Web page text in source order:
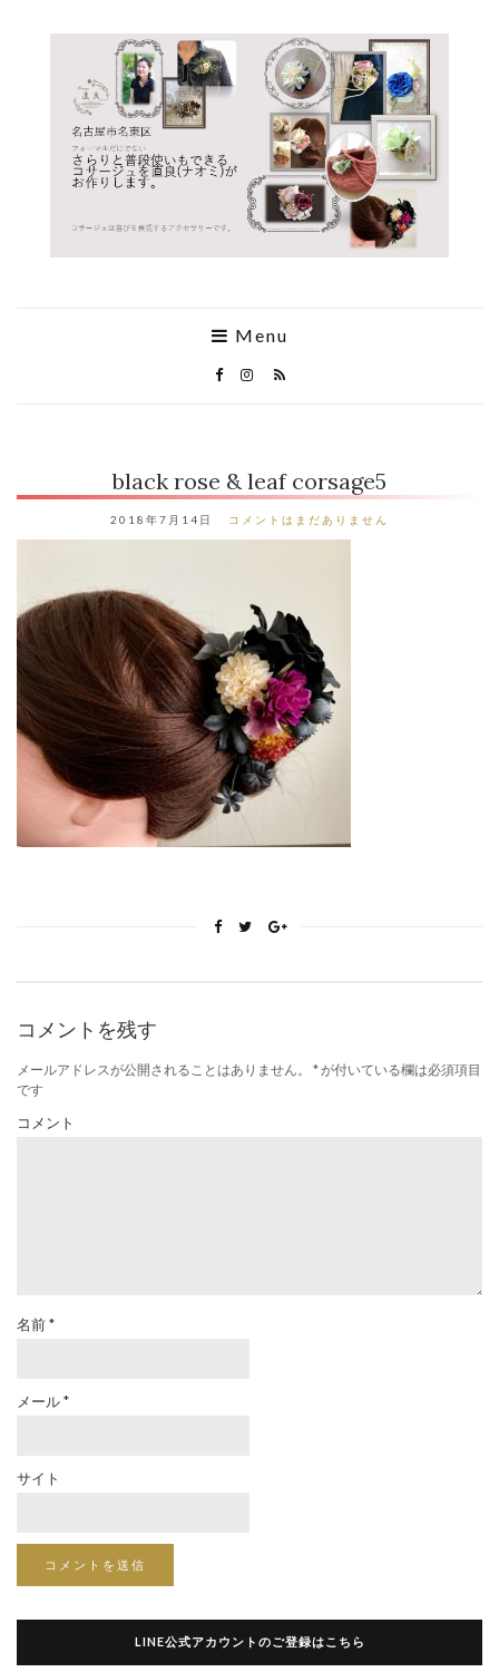
Menu
black rose & leaf corsage5
2018年7月14日 コメントはまだありません
コメントを残す
メールアドレスが公開されることはありません。 *が付いている欄は必須項目
です
コメント
名前*
メール*
サイト
LINE公式アカウントのご登録はこちら